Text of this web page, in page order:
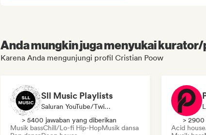
Anda mungkin juga menyukai
Karena Anda mengunjungi profil Cristian Poow
Sll Music Playlists
Saluran YouTube/Twitch, Media/Jurnalis, Kurator Daftar Putar, Ahli Suara
> 5400 jawaban yang diberikan
Musik bassChill/Lo-fi Hip-HopMusik dansa
> 2900
Acid house